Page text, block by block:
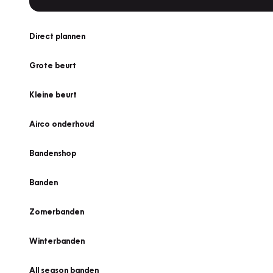
Direct plannen
Grote beurt
Kleine beurt
Airco onderhoud
Bandenshop
Banden
Zomerbanden
Winterbanden
All season banden